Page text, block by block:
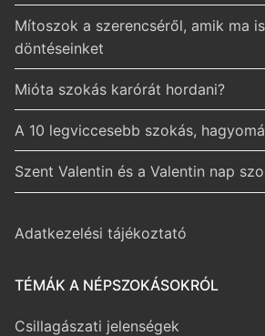
Mítoszok a szerencséről, amik ma
döntéseinket
Mióta szokás karórát hordani?
A 10 legviccesebb szokás,
Szent Valentin és a Valentin nap
Adatkezelési tájékoztató
TÉMÁK A NÉPSZOKÁSOKRÓL
Csillagászati jelenségek